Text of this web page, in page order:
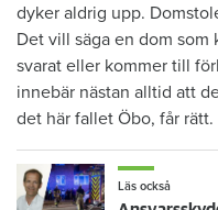
dyker aldrig upp.
Det vill säga en dom som
svarat eller kommer till
innebär nästan alltid att
det här fallet Öbo, får rätt.
Läs också